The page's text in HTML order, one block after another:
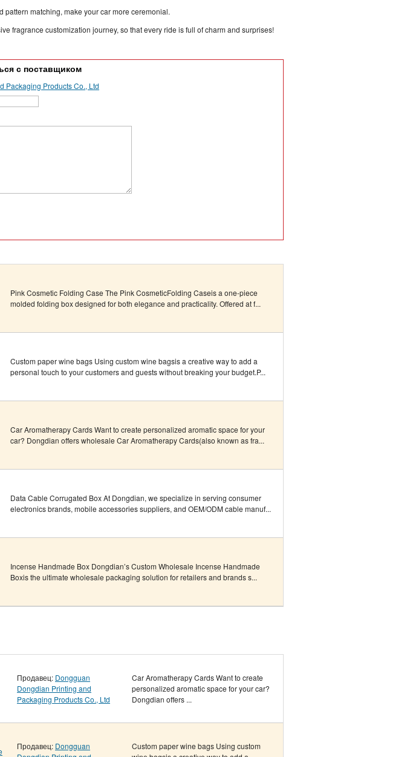
matching, make your car more ceremonial.
fragrance customization journey, so that every ride is full of charm and surprises!
с поставщиком
Packaging Products Co., Ltd
Pink Cosmetic Folding Case The Pink CosmeticFolding Caseis a one-piece
molded folding box designed for both elegance and practicality. Offered at f...
Custom paper wine bags Using custom wine bagsis a creative way to add a
personal touch to your customers and guests without breaking your budget.P...
Car Aromatherapy Cards Want to create personalized aromatic space for your
car? Dongdian offers wholesale Car Aromatherapy Cards(also known as fra...
Data Cable Corrugated Box At Dongdian, we specialize in serving consumer
electronics brands, mobile accessories suppliers, and OEM/ODM cable manuf...
Incense Handmade Box Dongdian’s Custom Wholesale Incense Handmade
Boxis the ultimate wholesale packaging solution for retailers and brands s...
Продавец: Dongguan
Dongdian Printing and
Packaging Products Co., Ltd
Car Aromatherapy Cards Want to create
personalized aromatic space for your car?
Dongdian offers ...
Продавец: Dongguan
Custom paper wine bags Using custom